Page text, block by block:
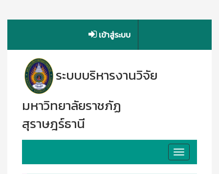
เข้าสู่ระบบ
ระบบบริหารงานวิจัย
มหาวิทยาลัยราชภัฏ
สุราษฎร์ธานี
Toggle
navigation